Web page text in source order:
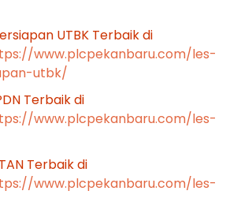
UTBK Terbaik di
www.plcpekanbaru.com/les-
utbk/
Terbaik di
www.plcpekanbaru.com/les-
Terbaik di
www.plcpekanbaru.com/les-